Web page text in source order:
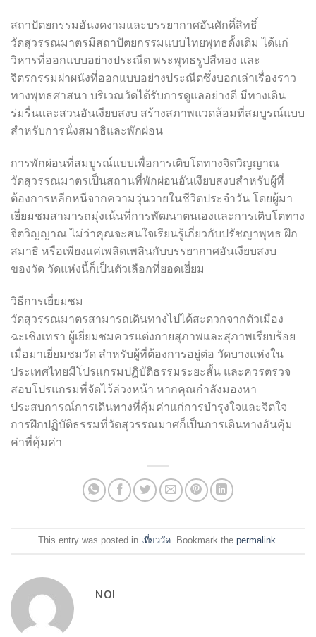
สถาปัตยกรรมอันงดงามและบรรยากาศอันศักดิ์สิทธิ์
วัดสุวรรณมาตรมีสถาปัตยกรรมแบบไทยพุทธดั้งเดิม ได้แก่
วิหารที่ออกแบบอย่างประณีต พระพุทธรูปสีทอง และ
จิตรกรรมฝาผนังที่ออกแบบอย่างประณีตซึ่งบอกเล่าเรื่องราว
ทางพุทธศาสนา บริเวณวัดได้รับการดูแลอย่างดี มีทางเดิน
ร่มรื่นและสวนอันเงียบสงบ สร้างสภาพแวดล้อมที่สมบูรณ์แบบ
สำหรับการนั่งสมาธิและพักผ่อน
การพักผ่อนที่สมบูรณ์แบบเพื่อการเติบโตทางจิตวิญญาณ
วัดสุวรรณมาตรเป็นสถานที่พักผ่อนอันเงียบสงบสำหรับผู้ที่
ต้องการหลีกหนีจากความวุ่นวายในชีวิตประจำวัน โดยผู้มา
เยี่ยมชมสามารถมุ่งเน้นที่การพัฒนาตนเองและการเติบโตทาง
จิตวิญญาณ ไม่ว่าคุณจะสนใจเรียนรู้เกี่ยวกับปรัชญาพุทธ ฝึก
สมาธิ หรือเพียงแค่เพลิดเพลินกับบรรยากาศอันเงียบสงบ
ของวัด วัดแห่งนี้ก็เป็นตัวเลือกที่ยอดเยี่ยม
วิธีการเยี่ยมชม
วัดสุวรรณมาตรสามารถเดินทางไปได้สะดวกจากตัวเมือง
ฉะเชิงเทรา ผู้เยี่ยมชมควรแต่งกายสุภาพและสุภาพเรียบร้อย
เมื่อมาเยี่ยมชมวัด สำหรับผู้ที่ต้องการอยู่ต่อ วัดบางแห่งใน
ประเทศไทยมีโปรแกรมปฏิบัติธรรมระยะสั้น และควรตรวจ
สอบโปรแกรมที่จัดไว้ล่วงหน้า หากคุณกำลังมองหา
ประสบการณ์การเดินทางที่คุ้มค่าแก่การบำรุงใจและจิตใจ
การฝึกปฏิบัติธรรมที่วัดสุวรรณมาศก็เป็นการเดินทางอันคุ้ม
ค่าที่คุ้มค่า
This entry was posted in เที่ยววัด. Bookmark the permalink
NOI